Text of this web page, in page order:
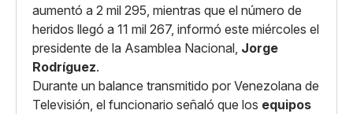
aumentó a 2 mil 295, mientras que el número de
heridos llegó a 11 mil 267, informó este miércoles el
presidente de la Asamblea Nacional, Jorge
Rodríguez.
Durante un balance transmitido por Venezolana de
Televisión, el funcionario señaló que los equipos